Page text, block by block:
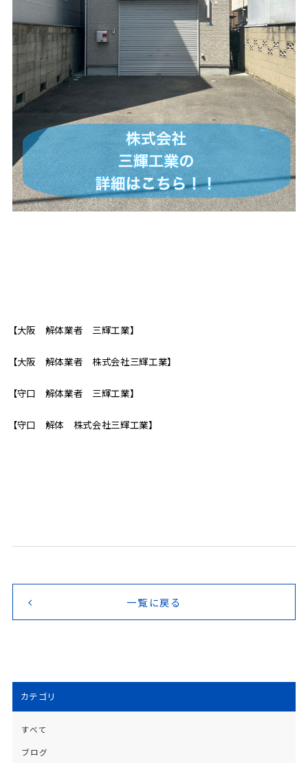
【大阪 解体業者 三輝工業】
【大阪 解体業者 株式会社三輝工業】
【守口 解体業者 三輝工業】
【守口 解体 株式会社三輝工業】
一覧に戻る
カテゴリ
すべて
ブログ